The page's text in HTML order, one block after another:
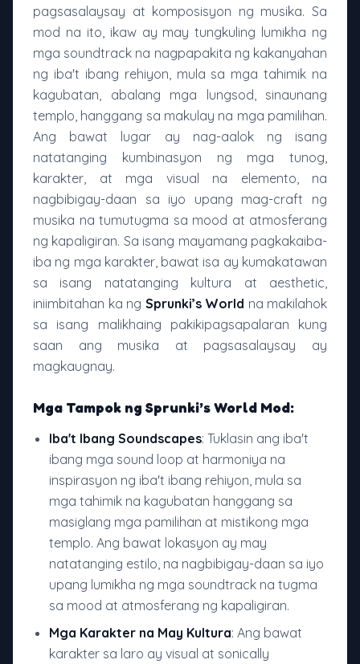
pagsasalaysay at komposisyon ng musika. Sa
mod na ito, ikaw ay may tungkuling lumikha ng
mga soundtrack na nagpapakita ng kakanyahan
ng iba't ibang rehiyon, mula sa mga tahimik na
kagubatan, abalang mga lungsod, sinaunang
templo, hanggang sa makulay na mga pamilihan.
Ang bawat lugar ay nag-aalok ng isang
natatanging kumbinasyon ng mga tunog,
karakter, at mga visual na elemento, na
nagbibigay-daan sa iyo upang mag-craft ng
musika na tumutugma sa mood at atmosferang
ng kapaligiran. Sa isang mayamang pagkakaiba-
iba ng mga karakter, bawat isa ay kumakatawan
sa isang natatanging kultura at aesthetic,
iniimbitahan ka ng Sprunki’s World na makilahok
sa isang malikhaing pakikipagsapalaran kung
saan ang musika at pagsasalaysay ay
magkaugnay.
Mga Tampok ng Sprunki’s World Mod:
Iba't Ibang Soundscapes: Tuklasin ang iba't
ibang mga sound loop at harmoniya na
inspirasyon ng iba't ibang rehiyon, mula sa
mga tahimik na kagubatan hanggang sa
masiglang mga pamilihan at mistikong mga
templo. Ang bawat lokasyon ay may
natatanging estilo, na nagbibigay-daan sa iyo
upang lumikha ng mga soundtrack na tugma
sa mood at atmosferang ng kapaligiran.
Mga Karakter na May Kultura: Ang bawat
karakter sa laro ay visual at sonically